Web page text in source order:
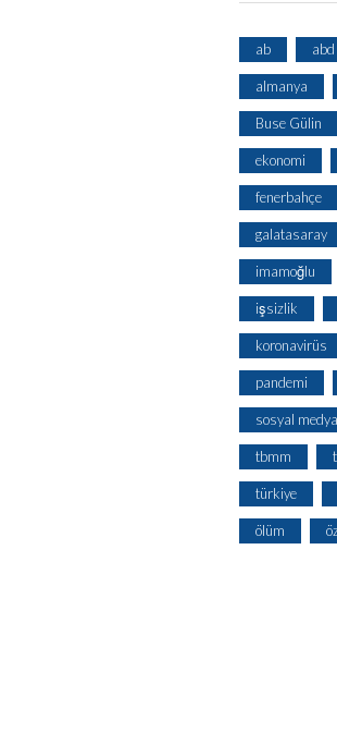
ab abd
almanya
Buse Gülin
ekonomi
fenerbahçe
galatasaray
imamoğlu
işsizlik
koronavirüs
pandemi
sosyal medya
tbmm
türkiye
ölüm